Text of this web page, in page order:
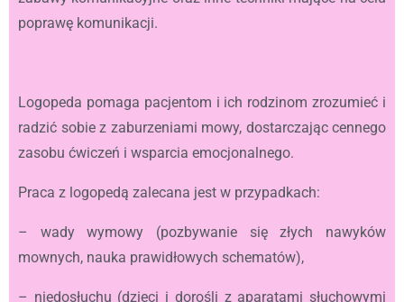
poprawę komunikacji.
Logopeda pomaga pacjentom i ich rodzinom zrozumieć i
radzić sobie z zaburzeniami mowy, dostarczając cennego
zasobu ćwiczeń i wsparcia emocjonalnego.
Praca z logopedą zalecana jest w przypadkach:
– wady wymowy (pozbywanie się złych nawyków
mownych, nauka prawidłowych schematów),
– niedosłuchu (dzieci i dorośli z aparatami słuchowymi